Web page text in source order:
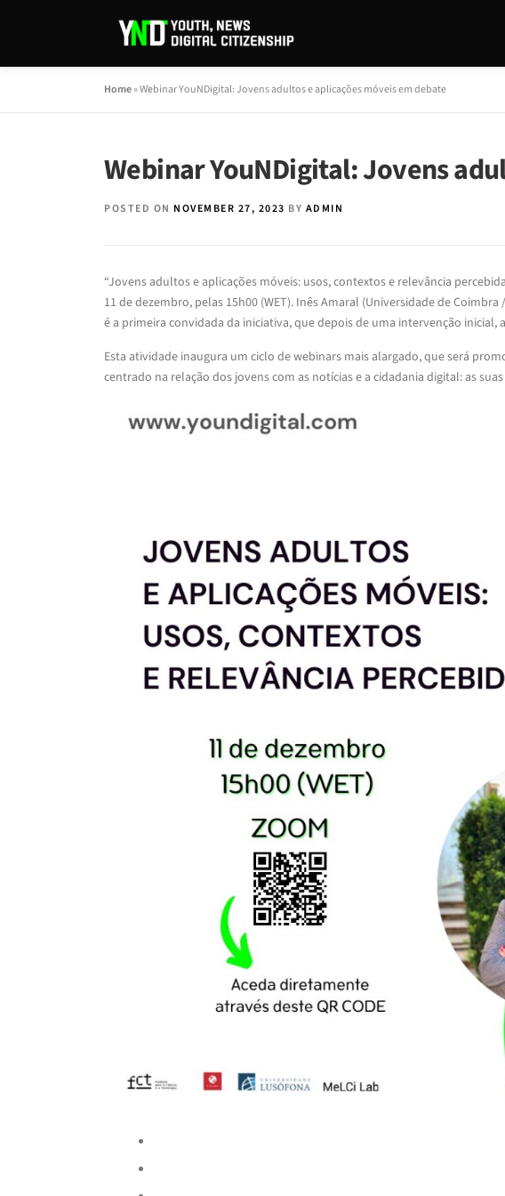
Home»Webinar YouNDigital: Jovens adultos e aplicações móveis em debate
Webinar YouNDigital: Jovens
POSTED ON NOVEMBER 27, 2023 BY ADMIN
“Jovens adultos e aplicações móveis: usos, contextos e relevância
11 de dezembro, pelas 15h00 (WET). Inês Amaral (Universidade de
é a primeira convidada da iniciativa, que depois de uma intervenção inicial,
Esta atividade inaugura um ciclo de webinars mais alargado, que será
centrado na relação dos jovens com as notícias e a cidadania digital: as